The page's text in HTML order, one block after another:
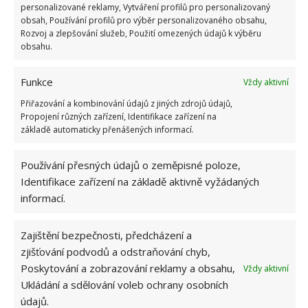
personalizované reklamy, Vytváření profilů pro personalizovaný
obsah, Používání profilů pro výběr personalizovaného obsahu,
Rozvoj a zlepšování služeb, Použití omezených údajů k výběru
obsahu.
Funkce
Vždy aktivní
Přiřazování a kombinování údajů z jiných zdrojů údajů,
Propojení různých zařízení, Identifikace zařízení na
základě automaticky přenášených informací.
Používání přesných údajů o zeměpisné poloze,
Identifikace zařízení na základě aktivně vyžádaných
informací.
Zajištění bezpečnosti, předcházení a
zjišťování podvodů a odstraňování chyb,
Poskytování a zobrazování reklamy a obsahu,
Ukládání a sdělování voleb ochrany osobních
údajů.
Vždy aktivní
Odstraňte maximálně polovinu objemu rostliny,
jelikož víc by mohlo vést k jejímu zániku.